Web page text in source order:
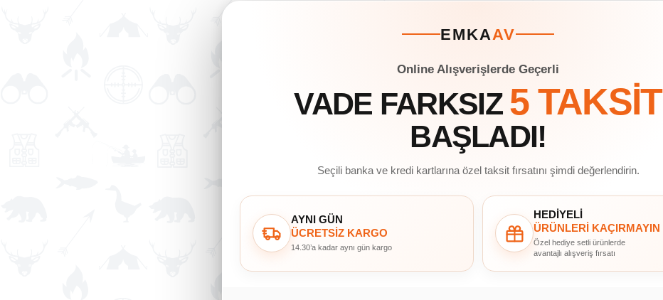
EMKAAV
Online Alışverişlerde Geçerli
VADE FARKSIZ 5 TAKSİT
BAŞLADI!
Seçili banka ve kredi kartlarına özel taksit fırsatını şimdi değerlendirin.
AYNI GÜN
ÜCRETSİZ KARGO
14.30’a kadar aynı gün kargo
HEDİYELİ
ÜRÜNLERİ KAÇIRMAYIN
Özel hediye setli ürünlerde
avantajlı alışveriş fırsatı